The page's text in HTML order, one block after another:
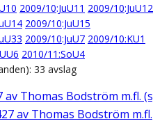
2009/10:JuU11 2009/10:JuU12
2009/10:JuU15
2009/10:JuU7 2009/10:KU1
2010/11:SoU4
33 avslag
av Thomas Bodström m.fl.
av Thomas Bodström m.fl.